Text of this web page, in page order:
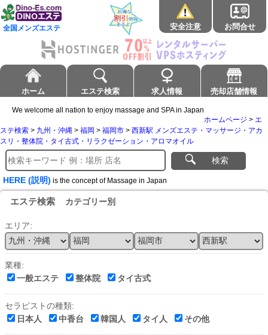
全国メンズエステ 安全注意 お問合せ
ホーム エステ検索 求人情報 売却店舗情報
We welcome all nation to enjoy massage and SPA in Japan
ホームページ > エ
ステ検索 > 九州・沖縄 > 福岡 > 福岡市 > 西新駅 メンズエステ・マッサージ・アカ
スリ・整体院・タイ古式・リラクゼーション・アロマオイル
検索
HERE (説明) is the concept of Massage in Japan
エステ検索 カテゴリー別
エリア:
業種:
一般エステ
整体院 タイ古式
セラピストの種類:
日本人
中香台 韓国人 タイ人 その他